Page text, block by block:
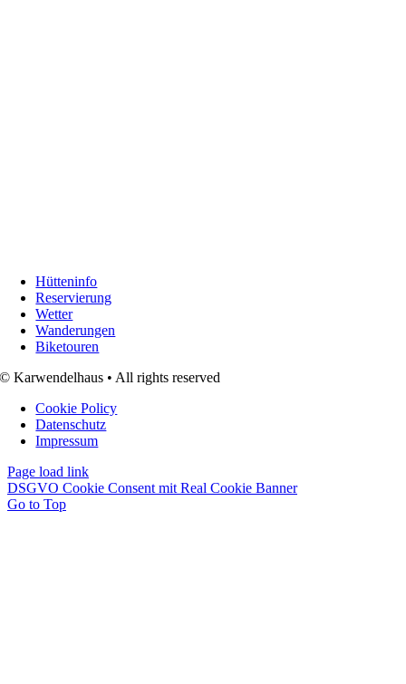
Hütteninfo
Reservierung
Wetter
Wanderungen
Biketouren
© Karwendelhaus • All rights reserved
Cookie Policy
Datenschutz
Impressum
Page load link
DSGVO Cookie Consent mit Real Cookie Banner
Go to Top